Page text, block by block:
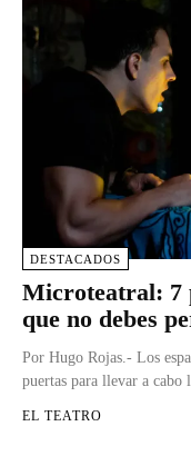
DESTACADOS
Microteatral: 7
que no debes
Por Hugo Rojas.- Los
puertas para llevar a cabo
EL TEATRO